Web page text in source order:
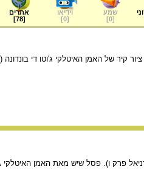
שמע
[
0
]
וידיאו
[
0
]
אתרים
[
78
]
(1267-1337) בקפלה סקרובני (כנסיית ארנה) בפדובה שבאיטליה, 1304-1306.
האמן האיטלקי ג'אן לורנצו ברניני (1598-1680), 1650. מוצג